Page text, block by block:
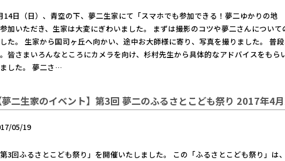
14日（日）、青空の下、夢二生家にて「スマホでも参加できる！夢二ゆかりの
加いただき、生家は大変にぎわいました。 まずは撮影のコツや夢二さんについ
た。 生家から国司ヶ丘へ向かい、途中お大師様に寄り、写真を撮りました。 普
皆さまいろんなところにカメラを向け、杉村先生から具体的なアドバイスをもら
した。 夢二さ…
夢二生家のイベント】第3回 夢二のふるさとこども祭り 2017年4
05/19
第3回ふるさとこども祭り」を開催いたしました。 この「ふるさとこども祭り」